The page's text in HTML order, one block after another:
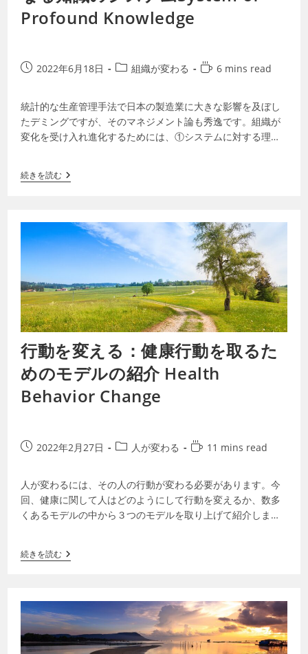
Profound Knowledge
2022年6月18日 組織が変わる 6 mins read
統計的な生産管理手法で日本の製造業に大きな影響を及ぼし
たデミングですが、そのマネジメント論も秀逸です。組織が
変化を受け入れ進化するためには、①システムに対する理
続きを読む
行動を変える：健康行動を取るた
めのモデルの紹介 Health
Behavior Change
2022年2月27日 人が変わる 11 mins read
人が変わるには、その人の行動が変わる必要があります。今
回、健康に関して人はどのようにして行動を変えるか、数多
くあるモデルの中から３つのモデルを取り上げて紹介しま
続きを読む